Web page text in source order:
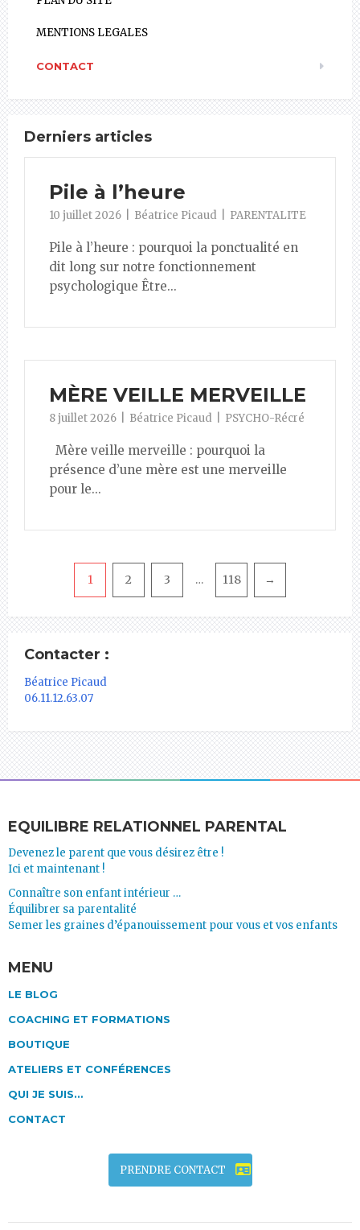
MENTIONS LEGALES
CONTACT
Derniers articles
Pile à l’heure
10 juillet 2026 Béatrice Picaud PARENTALITE
Pile à l’heure : pourquoi la ponctualité en
dit long sur notre fonctionnement
psychologique Être...
MÈRE VEILLE MERVEILLE
8 juillet 2026 Béatrice Picaud PSYCHO-Récré
Mère veille merveille : pourquoi la
présence d’une mère est une merveille
pour le...
Pagination
1 2 3 … 118 →
Contacter :
Béatrice Picaud
06.11.12.63.07
EQUILIBRE RELATIONNEL PARENTAL
Devenez le parent que vous désirez être !
Ici et maintenant !
Connaître son enfant intérieur …
Équilibrer sa parentalité
Semer les graines d’épanouissement pour vous et vos enfants
MENU
LE BLOG
COACHING ET FORMATIONS
BOUTIQUE
ATELIERS ET CONFÉRENCES
QUI JE SUIS…
CONTACT
PRENDRE CONTACT